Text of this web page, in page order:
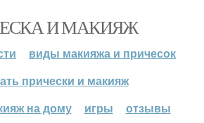
И МАКИЯЖ
виды макияжа и причесок
прически и макияж
на дому
игры отзывы